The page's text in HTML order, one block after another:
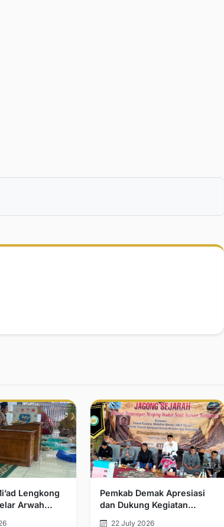
Lengkong
Arwah
Pemkab Demak Apresiasi
dan Dukung Kegiatan
22 July 2026